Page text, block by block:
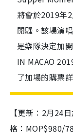
將會於2019年
開騷。該場演
是樂隊決定加
IN MACAO
了加場的購票
【更新：2月24
格：MOP$980/